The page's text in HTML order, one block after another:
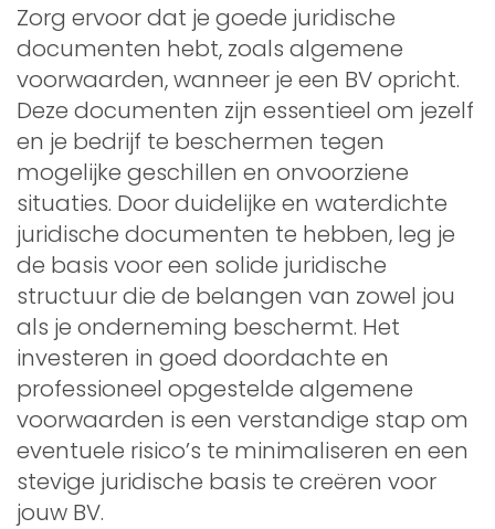
Zorg ervoor dat je goede juridische
documenten hebt, zoals algemene
voorwaarden, wanneer je een BV opricht.
Deze documenten zijn essentieel om jezelf
en je bedrijf te beschermen tegen
mogelijke geschillen en onvoorziene
situaties. Door duidelijke en waterdichte
juridische documenten te hebben, leg je
de basis voor een solide juridische
structuur die de belangen van zowel jou
als je onderneming beschermt. Het
investeren in goed doordachte en
professioneel opgestelde algemene
voorwaarden is een verstandige stap om
eventuele risico’s te minimaliseren en een
stevige juridische basis te creëren voor
jouw BV.